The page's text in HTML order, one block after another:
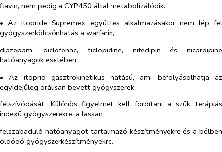
flavin, nem pedig a CYP450 által metabolizálódik.
• Az Itopride Supremex együttes alkalmazásakor nem lép fel
gyógyszerkölcsönhatás a warfarin,
diazepam, diclofenac, ticlopidine, nifedipin és nicardipine
hatóanyagok esetében.
• Az itoprid gasztrokinetikus hatású, ami befolyásolhatja az
egyidejűleg orálisan bevett gyógyszerek
felszívódását. Különös figyelmet kell fordítani a szűk terápiás
indexű gyógyszerekre, a lassan
felszabaduló hatóanyagot tartalmazó készítményekre és a bélben
oldódó gyógyszerkészítményekre.